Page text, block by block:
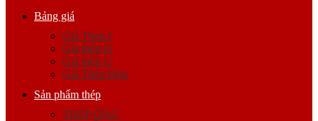
Bảng giá
Giá Thép I
Giá thép H
Giá thép U
Giá Thép Hộp
Sản phẩm thép
THÉP ỐNG